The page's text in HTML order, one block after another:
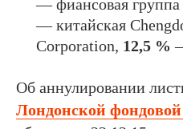
— фиансовая
— китайская
Corporation, 12,5 %
Об аннулировании
Лондонской